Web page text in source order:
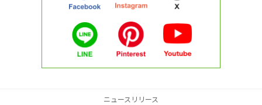
ニュースリリース